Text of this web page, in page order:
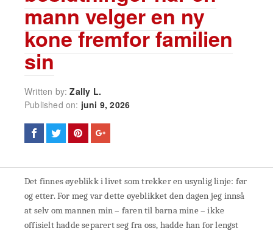
mann velger en ny
kone fremfor familien
sin
Written by:Zally L.
Published on: juni 9, 2026
Det finnes øyeblikk i livet som trekker en usynlig linje: før
og etter. For meg var dette øyeblikket den dagen jeg innså
at selv om mannen min – faren til barna mine – ikke
offisielt hadde separert seg fra oss, hadde han for lengst